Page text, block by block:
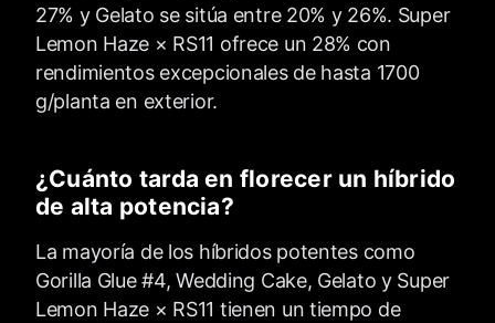
27% y Gelato se sitúa entre 20% y 26%. Super
Lemon Haze × RS11 ofrece un 28% con
rendimientos excepcionales de hasta 1700
g/planta en exterior.
¿Cuánto tarda en florecer un híbrido
de alta potencia?
La mayoría de los híbridos potentes como
Gorilla Glue #4, Wedding Cake, Gelato y Super
Lemon Haze × RS11 tienen un tiempo de